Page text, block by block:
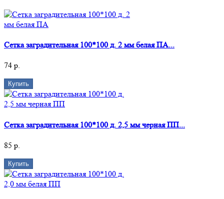
Сетка заградительная 100*100 д. 2 мм белая ПА...
74 р.
Купить
Сетка заградительная 100*100 д. 2,5 мм черная ПП...
85 р.
Купить